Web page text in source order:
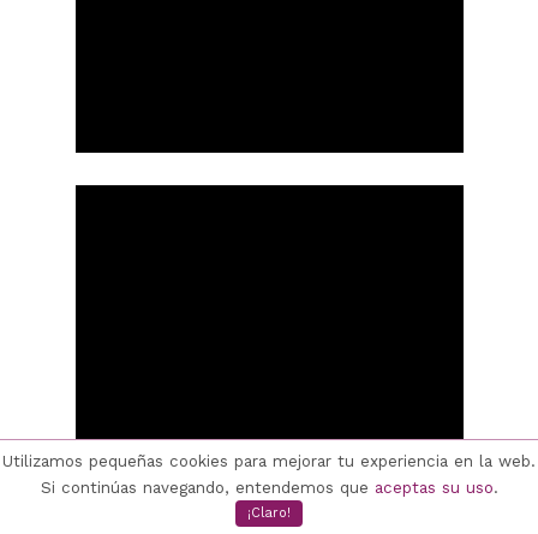
Utilizamos pequeñas cookies para mejorar tu experiencia en la web.
Si continúas navegando, entendemos que aceptas su uso.
¡Claro!